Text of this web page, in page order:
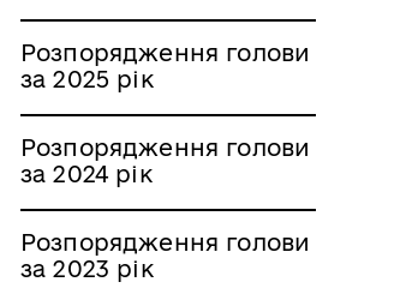
Розпорядження голови
за 2025 рік
Розпорядження голови
за 2024 рік
Розпорядження голови
за 2023 рік